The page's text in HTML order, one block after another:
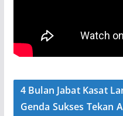
4 Bulan Jabat Kasat
Genda Sukses Tekan